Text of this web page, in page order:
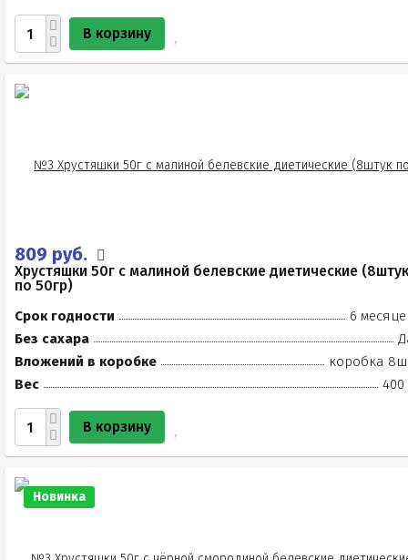
В корзину
809 руб.
Хрустяшки 50г с малиной белевские диетические (8штук
по 50гр)
Срок годности
6
Без сахара
Вложений в коробке
коробка
Вес
400
В корзину
Новинка